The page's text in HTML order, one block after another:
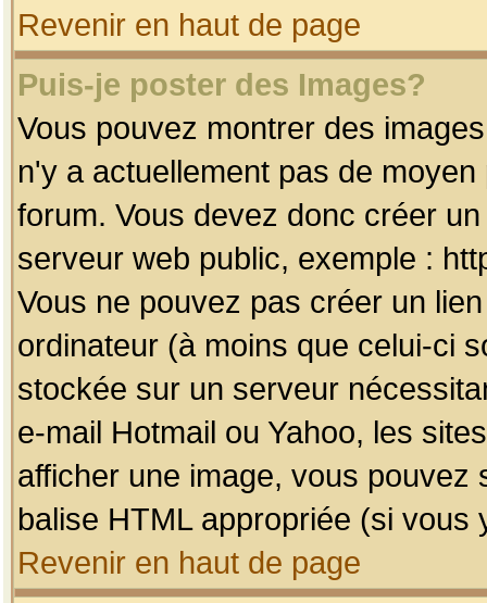
Revenir en haut de page
Puis-je poster des Images?
Vous pouvez montrer des
n'y a actuellement pas de
forum. Vous devez donc créer
serveur web public, exemple :
Vous ne pouvez pas créer un
ordinateur (à moins que celui-ci
stockée sur un serveur
e-mail Hotmail ou Yahoo, les
afficher une image, vous pouvez
balise HTML appropriée (si vous
Revenir en haut de page